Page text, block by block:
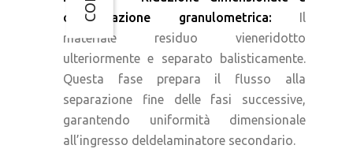
classificazione granulometrica: Il
materiale residuo vieneridotto
ulteriormente e separato balisticamente.
Questa fase prepara il flusso alla
separazione fine delle fasi successive,
garantendo uniformità dimensionale
all’ingresso deldelaminatore secondario.